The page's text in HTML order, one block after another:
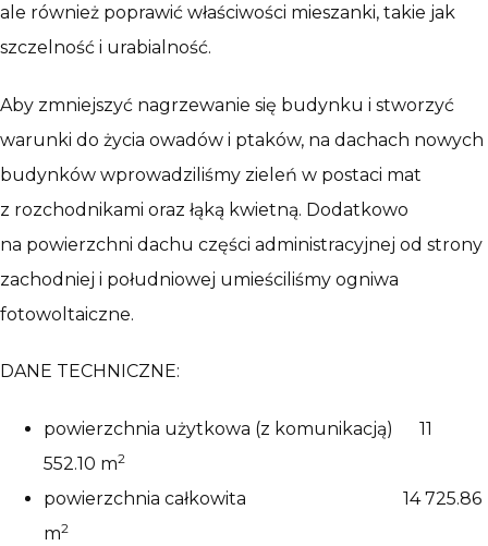
ale również poprawić właściwości mieszanki, takie jak
szczelność i urabialność.
Aby zmniejszyć nagrzewanie się budynku i stworzyć
warunki do życia owadów i ptaków, na dachach nowych
budynków wprowadziliśmy zieleń w postaci mat
z rozchodnikami oraz łąką kwietną. Dodatkowo
na powierzchni dachu części administracyjnej od strony
zachodniej i południowej umieściliśmy ogniwa
fotowoltaiczne.
DANE TECHNICZNE:
powierzchnia użytkowa (z komunikacją) 11
552.10 m2
powierzchnia całkowita 14 725.86
m2